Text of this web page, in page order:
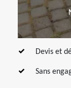
Devis et
Sans